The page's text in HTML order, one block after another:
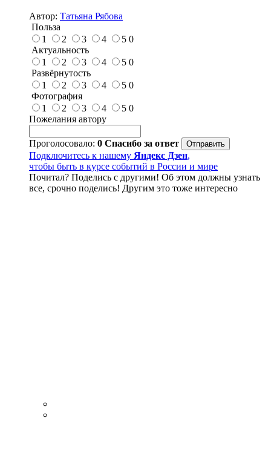
Автор: Татьяна Рябова
Польза
1
2 3 4 5 0
Актуальность
1
2 3 4 5 0
Развёрнутость
1
2 3 4 5 0
Фотография
1
2 3 4 5 0
Пожелания автору
Проголосовало: 0 Спасибо за ответ
Подключитесь к нашему Яндекс Дзен,
чтобы быть в курсе событий в России и мире
Почитал? Поделись с другими! Об этом должны узнать
все, срочно поделись! Другим это тоже интересно